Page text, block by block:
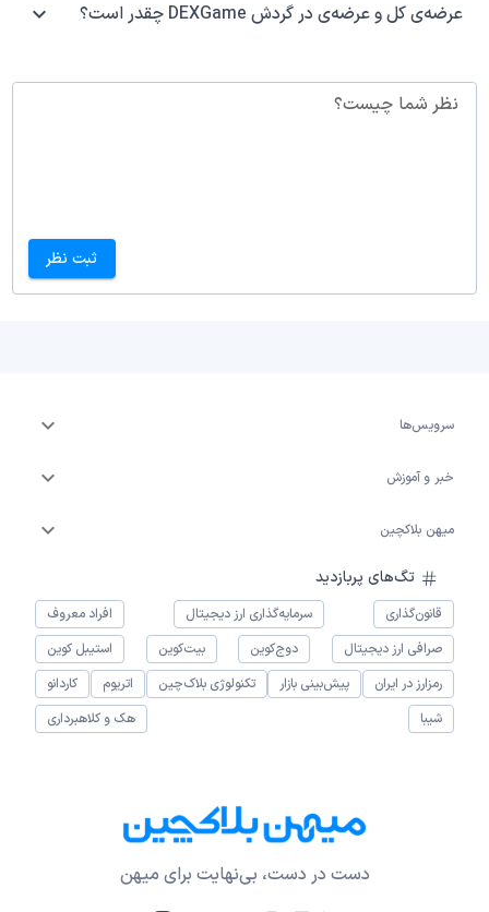
عرضه‌ی کل و عرضه‌ی در گردش DEXGame چقدر است؟
نظر شما چیست؟
ثبت نظر
سرویس‌ها
خبر و آموزش
میهن بلاکچین
تگ‌های پربازدید
قانون‌گذاری سرمایه‌گذاری ارز دیجیتال
افراد معروف
صرافی ارز دیجیتال
دوج‌کوین بیت‌کوین
استیبل کوین
رمزارز در ایران
پیش‌بینی بازار تکنولوژی بلاک‌چین اتریوم
کاردانو
شیبا
هک و کلاهبرداری
دست در دست، بی‌نهایت برای میهن